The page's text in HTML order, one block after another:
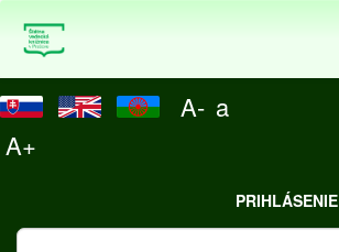
A- a
A+
PRIHLÁSENIE